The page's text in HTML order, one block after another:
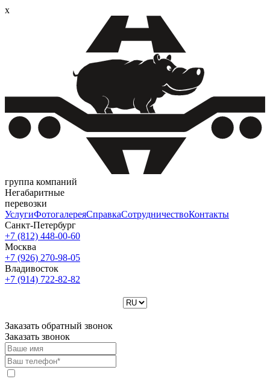
x
группа компаний
Негабаритные
перевозки
УслугиФотогалереяСправкаСотрудничествоКонтакты
Санкт-Петербург
+7 (812) 448-00-60
Москва
+7 (926) 270-98-05
Владивосток
+7 (914) 722-82-82
Заказать обратный звонок
Заказать звонок